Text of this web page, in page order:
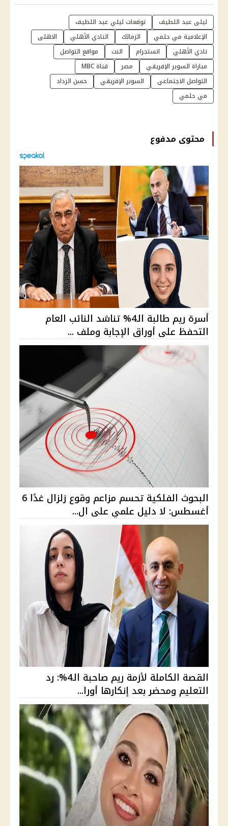
ليلى عبد اللطيف
توقعات ليلي عبد اللطيف
الإعلامية مي حلمي
الزمالك النادي الأهلي
الاهلى
نادي الأهلي
انستجرام النت
مواقع التواصل
مباراة السوبر الإفريقي
مصر
قناة MBC
التواصل الاجتماعي
السوبر الإفريقي
حسن الرداد
مي حلمي
محتوى مدفوع
أسرة ريم طالبة الـ4% تناشد النائب العام
التحفظ على أوراق الإجابة وملف ...
البحوث الفلكية تحسم مزاعم وقوع زلزال غدًا 6
أغسطس: لا دليل علمي على ال...
القصة الكاملة لأزمة ريم صاحبة الـ4%: رد
التعليم ومحضر بعد إنكارها أورا...